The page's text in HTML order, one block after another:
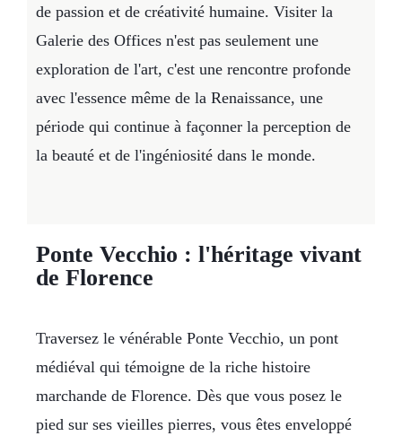
de passion et de créativité humaine. Visiter la
Galerie des Offices n'est pas seulement une
exploration de l'art, c'est une rencontre profonde
avec l'essence même de la Renaissance, une
période qui continue à façonner la perception de
la beauté et de l'ingéniosité dans le monde.
Ponte Vecchio : l'héritage vivant
de Florence
Traversez le vénérable Ponte Vecchio, un pont
médiéval qui témoigne de la riche histoire
marchande de Florence. Dès que vous posez le
pied sur ses vieilles pierres, vous êtes enveloppé